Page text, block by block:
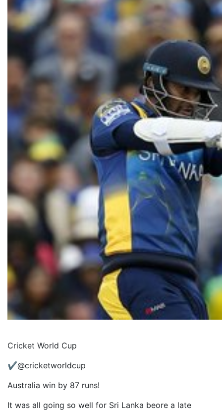
Cricket World Cup
✔@cricketworldcup
Australia win by 87 runs!
It was all going so well for Sri Lanka beore a late